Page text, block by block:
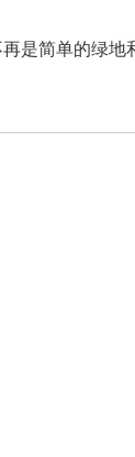
是简单的绿地